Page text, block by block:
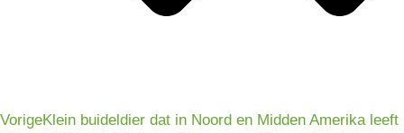
VorigeKlein buideldier dat in Noord en Midden Amerika leeft